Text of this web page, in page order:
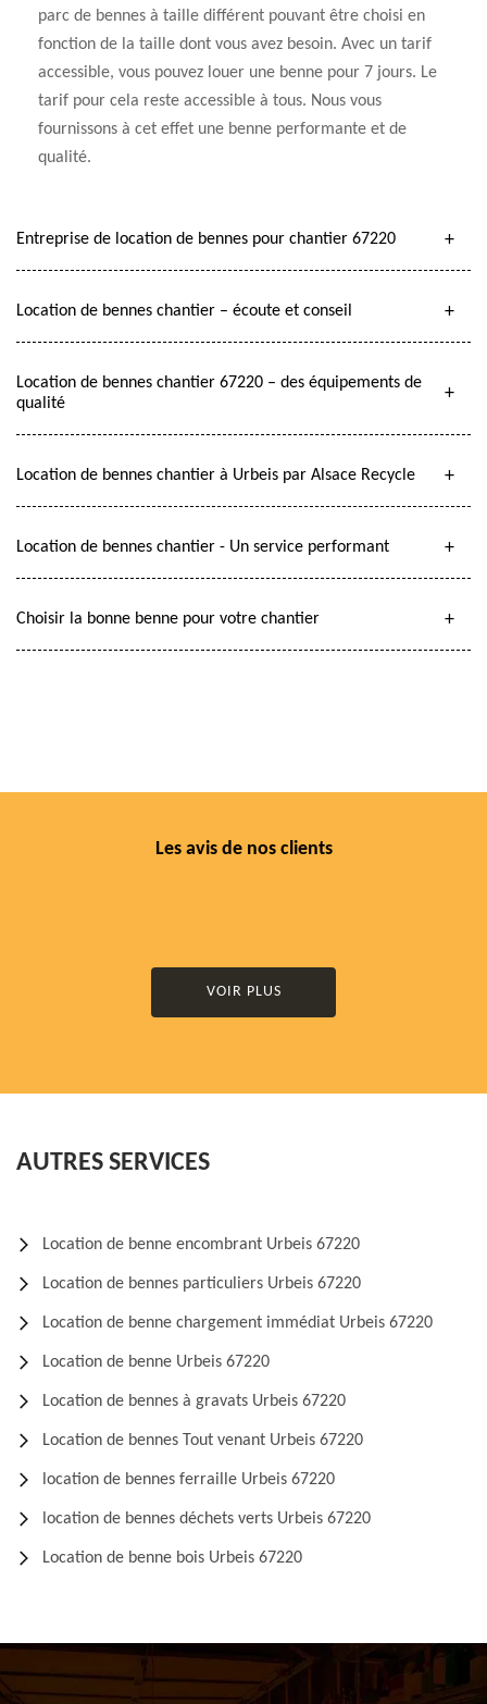
parc de bennes à taille différent pouvant être choisi en
fonction de la taille dont vous avez besoin. Avec un tarif
accessible, vous pouvez louer une benne pour 7 jours. Le
tarif pour cela reste accessible à tous. Nous vous
fournissons à cet effet une benne performante et de
qualité.
Entreprise de location de bennes pour chantier 67220
Location de bennes chantier – écoute et conseil
Location de bennes chantier 67220 – des équipements de
qualité
Location de bennes chantier à Urbeis par Alsace Recycle
Location de bennes chantier - Un service performant
Choisir la bonne benne pour votre chantier
Les avis de nos clients
VOIR PLUS
AUTRES SERVICES
Location de benne encombrant Urbeis 67220
Location de bennes particuliers Urbeis 67220
Location de benne chargement immédiat Urbeis 67220
Location de benne Urbeis 67220
Location de bennes à gravats Urbeis 67220
Location de bennes Tout venant Urbeis 67220
location de bennes ferraille Urbeis 67220
location de bennes déchets verts Urbeis 67220
Location de benne bois Urbeis 67220